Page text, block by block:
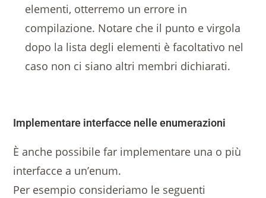
elementi, otterremo un errore in
compilazione. Notare che il punto e virgola
dopo la lista degli elementi è facoltativo nel
caso non ci siano altri membri dichiarati.
Implementare interfacce nelle enumerazioni
È anche possibile far implementare una o più
interfacce a un’enum.
Per esempio consideriamo le seguenti